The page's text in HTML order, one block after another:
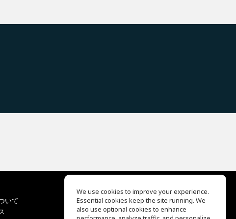
いて
EQ Ear Training
Drum Machine
We use cookies to improve your experience.
Essential cookies keep the site running. We
also use optional cookies to enhance